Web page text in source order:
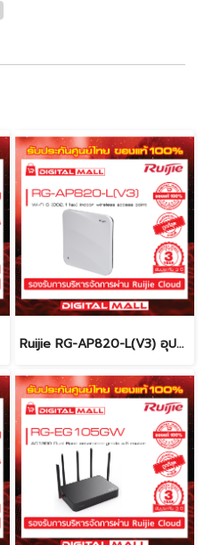
Ruijie RG-AP820-L(V3) อุปกรณ์เชื่อมต่อสัญญาณ (Access Point) ของแท้รับประกันศูนย์ไทย 3 ปี